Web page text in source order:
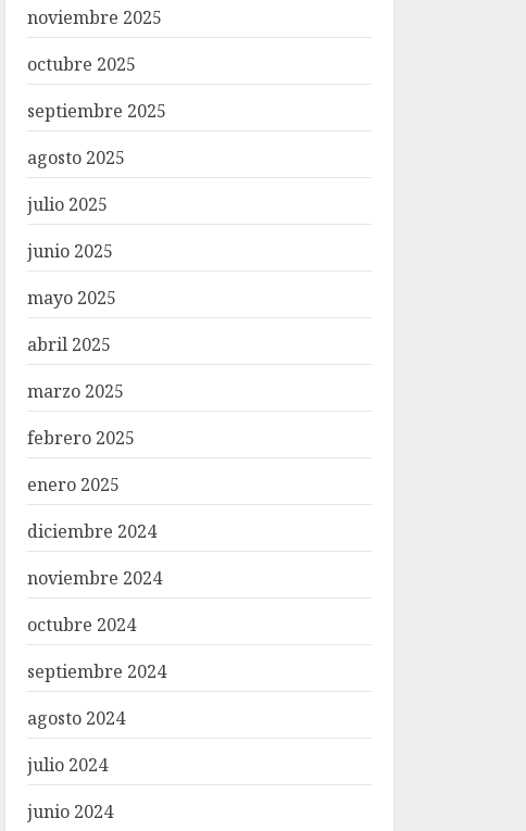
noviembre 2025
octubre 2025
septiembre 2025
agosto 2025
julio 2025
junio 2025
mayo 2025
abril 2025
marzo 2025
febrero 2025
enero 2025
diciembre 2024
noviembre 2024
octubre 2024
septiembre 2024
agosto 2024
julio 2024
junio 2024